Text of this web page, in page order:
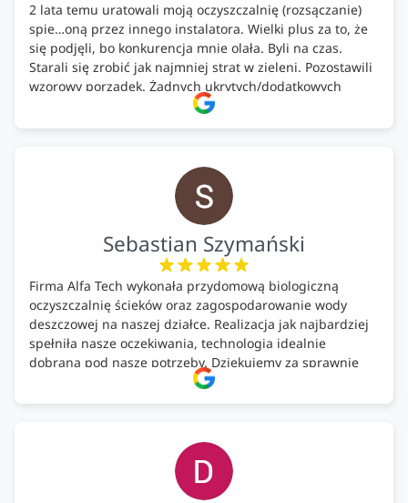
2 lata temu uratowali moją oczyszczalnię (rozsączanie)
spie…oną przez innego instalatora. Wielki plus za to, że
się podjęli, bo konkurencja mnie olała. Byli na czas.
Starali się zrobić jak najmniej strat w zieleni. Pozostawili
wzorowy porządek. Żadnych ukrytych/dodatkowych
kosztów. Zaskoczenie. Kontakt bardzo OK. Obsługa
pomontażowa również OK. A ich środki do oczyszczalni –
Sebastian Szymański
Firma Alfa Tech wykonała przydomową biologiczną
oczyszczalnię ścieków oraz zagospodarowanie wody
deszczowej na naszej działce. Realizacja jak najbardziej
spełniła nasze oczekiwania, technologia idealnie
dobrana pod nasze potrzeby. Dziękujemy za sprawnie
wykonany montaż w świetnej atmosferze! Polecam!